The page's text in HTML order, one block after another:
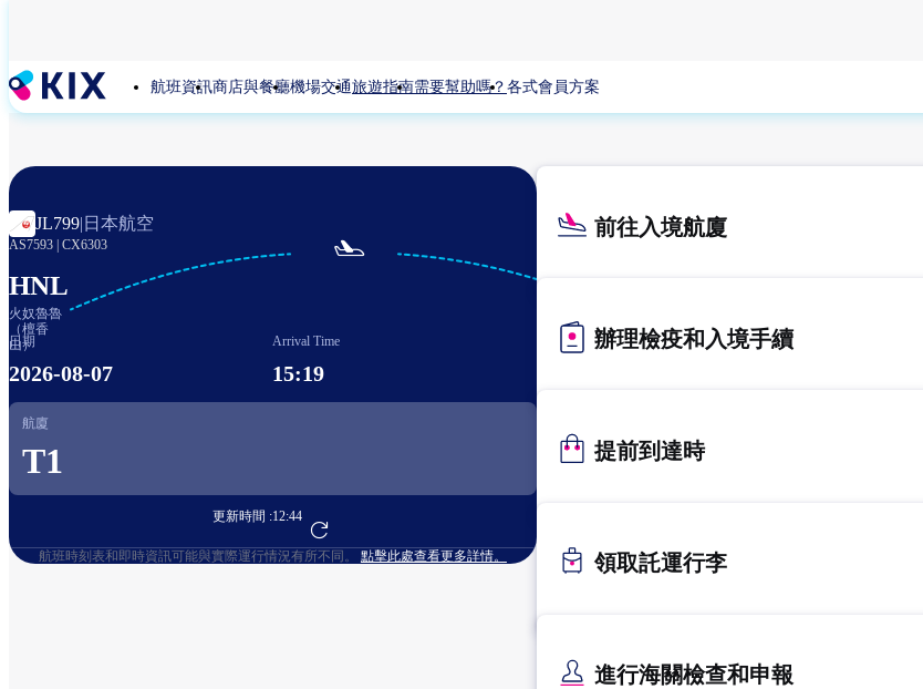
主
內
容
航班資訊商店與餐廳機場交通旅遊指南需要幫助嗎？ 各式會員方案
JL799| 日本航空
AS7593 CX6303
HNL
火奴魯魯
（檀香
山）

日期
2026-08-07
Arrival Time
15:19
航廈
T1
更新時間 :12:44
前往航班預訂
航班時刻表和即時資訊可能與實際運行情況有所不同。 點擊此處查看更多詳情。
前往入境航廈
辦理檢疫和入境手續
提前到達時
領取託運行李
進行海關檢查和申報